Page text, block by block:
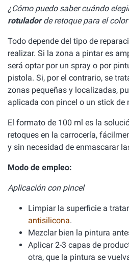
¿Cómo puedo saber cuándo
rotuladorde retoque para el
Todo depende del tipo de
realizar. Si la zona a pintar es
será optar por un spray o por
pistola. Si, por el contrario, se
zonas pequeñas y localizadas,
aplicada con pincel o un stick de
El formato de 100 ml es la
retoques en la carrocería,
y sin necesidad de enmascarar
Modo de empleo:
Aplicación con pincel
Limpiar la superficie a
antisilicona.
Mezclar bien la pintura
Aplicar 2-3 capas de
otra, que la pintura se